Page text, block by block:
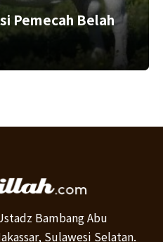
Pemecah Belah
Bambang Abu
Sulawesi Selatan.